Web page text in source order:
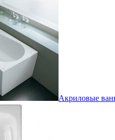
Акриловые